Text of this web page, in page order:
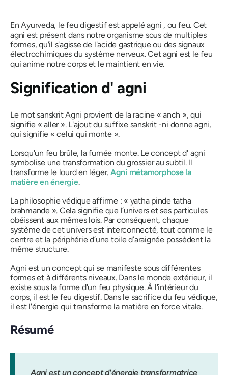
En Ayurveda, le feu digestif est appeléagni , ou feu. Cet
agni est présent dans notre organisme sous de multiples
formes, qu'il s'agisse de l'acide gastrique ou des signaux
électrochimiques du système nerveux. Cetagni est le feu
qui anime notre corps et le maintient en vie.
Signification d' agni
Le mot sanskritAgni provient de la racine «anch », qui
signifie « aller ». L'ajout du suffixe sanskrit -ni donne agni,
qui signifie « celui qui monte ».
Lorsqu'un feu brûle, la fumée monte. Le concept d' agni
symbolise une transformation du grossier au subtil. Il
transforme le lourd en léger. Agni métamorphose la
matière en énergie.
La philosophie védique affirme : « yatha pinde tatha
brahmande ». Cela signifie que l’univers et ses particules
obéissent aux mêmes lois. Par conséquent, chaque
système de cet univers est interconnecté, tout comme le
centre et la périphérie d’une toile d’araignée possèdent la
même structure.
Agni est un concept qui se manifeste sous différentes
formes et à différents niveaux. Dans le monde extérieur, il
existe sous la forme d'un feu physique. À l'intérieur du
corps, il est le feu digestif. Dans le sacrifice du feu védique,
il est l'énergie qui transforme la matière en force vitale.
Résumé
Agni est un concept d'énergie transformatrice